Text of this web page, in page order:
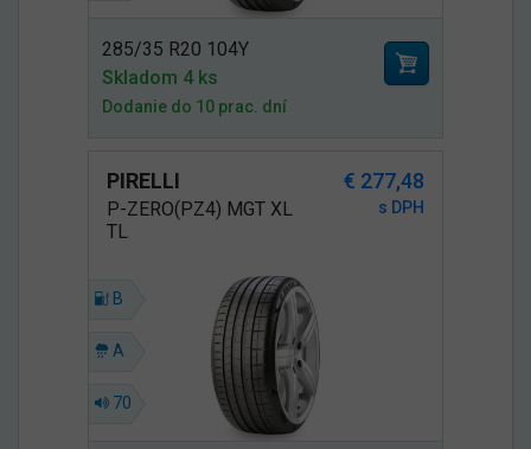
285/35 R20 104Y
Skladom 4 ks
Dodanie do 10 prac. dní
PIRELLI € 277,48
P-ZERO(PZ4) MGT XL
TL
s DPH
B
A
70